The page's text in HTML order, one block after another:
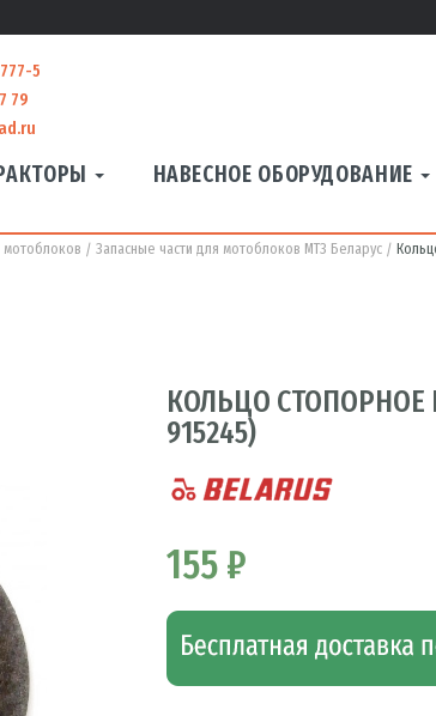
5
79
НАВЕСНОЕ ОБОРУДОВАНИЕ
мотоблоков Запасные части для мотоблоков МТЗ Беларус
КОЛЬЦО СТОПОРНОЕ
915245)
155 ₽